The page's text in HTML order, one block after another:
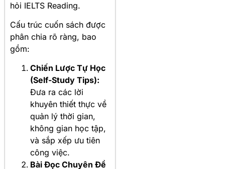
hỏi IELTS Reading.
Cấu trúc cuốn sách được
phân chia rõ ràng, bao
gồm:
Chiến Lược Tự Học
(Self-Study Tips):
Đưa ra các lời
khuyên thiết thực về
quản lý thời gian,
không gian học tập,
và sắp xếp ưu tiên
công việc.
Bài Đọc Chuyên Đề